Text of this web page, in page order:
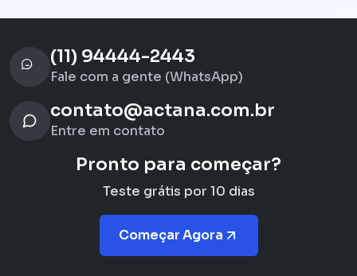
(11) 94444-2443
Fale com a gente (WhatsApp)
contato@actana.com.br
Entre em contato
Pronto para começar?
Teste grátis por 10 dias
Começar Agora